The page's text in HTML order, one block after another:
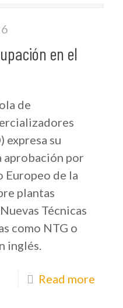
en el
de
expresa su
aprobación por
Europeo de la
plantas
Técnicas
como NTG o
inglés.
Read more